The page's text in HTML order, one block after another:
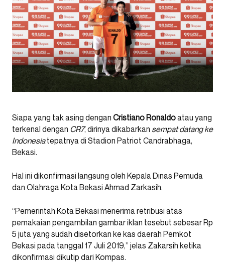
Siapa yang tak asing dengan Cristiano Ronaldoatau yang
terkenal dengan CR7, dirinya dikabarkan sempat datang ke
Indonesiatepatnya di Stadion Patriot Candrabhaga,
Bekasi.
Hal ini dikonfirmasi langsung oleh Kepala Dinas Pemuda
dan Olahraga Kota Bekasi Ahmad Zarkasih.
“Pemerintah Kota Bekasi menerima retribusi atas
pemakaian pengambilan gambar iklan tesebut sebesar Rp
5 juta yang sudah disetorkan ke kas daerah Pemkot
Bekasi pada tanggal 17 Juli 2019,” jelas Zakarsih ketika
dikonfirmasi dikutip dari Kompas.